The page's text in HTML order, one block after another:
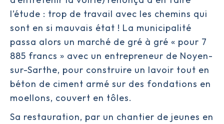
l’étude : trop de travail avec les chemins qui
sont en si mauvais état ! La municipalité
passa alors un marché de gré à gré « pour 7
885 francs » avec un entrepreneur de Noyen-
sur-Sarthe, pour construire un lavoir tout en
béton de ciment armé sur des fondations en
moellons, couvert en tôles.
Sa restauration, par un chantier de jeunes en